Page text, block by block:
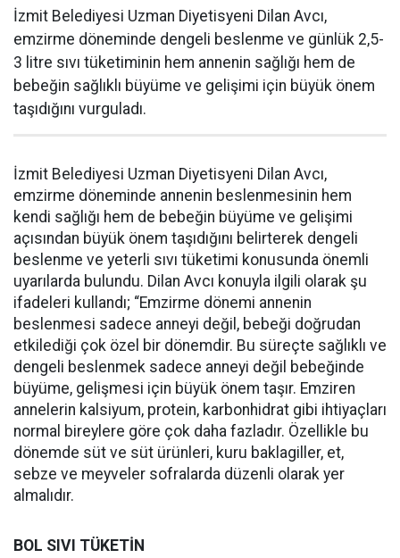
İzmit Belediyesi Uzman Diyetisyeni Dilan Avcı,
emzirme döneminde dengeli beslenme ve günlük 2,5-
3 litre sıvı tüketiminin hem annenin sağlığı hem de
bebeğin sağlıklı büyüme ve gelişimi için büyük önem
taşıdığını vurguladı.
İzmit Belediyesi Uzman Diyetisyeni Dilan Avcı,
emzirme döneminde annenin beslenmesinin hem
kendi sağlığı hem de bebeğin büyüme ve gelişimi
açısından büyük önem taşıdığını belirterek dengeli
beslenme ve yeterli sıvı tüketimi konusunda önemli
uyarılarda bulundu. Dilan Avcı konuyla ilgili olarak şu
ifadeleri kullandı; “Emzirme dönemi annenin
beslenmesi sadece anneyi değil, bebeği doğrudan
etkilediği çok özel bir dönemdir. Bu süreçte sağlıklı ve
dengeli beslenmek sadece anneyi değil bebeğinde
büyüme, gelişmesi için büyük önem taşır. Emziren
annelerin kalsiyum, protein, karbonhidrat gibi ihtiyaçları
normal bireylere göre çok daha fazladır. Özellikle bu
dönemde süt ve süt ürünleri, kuru baklagiller, et,
sebze ve meyveler sofralarda düzenli olarak yer
almalıdır.
BOL SIVI TÜKETİN